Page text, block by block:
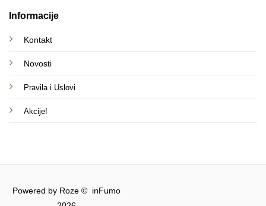
Informacije
Kontakt
Novosti
Pravila i Uslovi
Akcije!
Powered by Roze © inFumo